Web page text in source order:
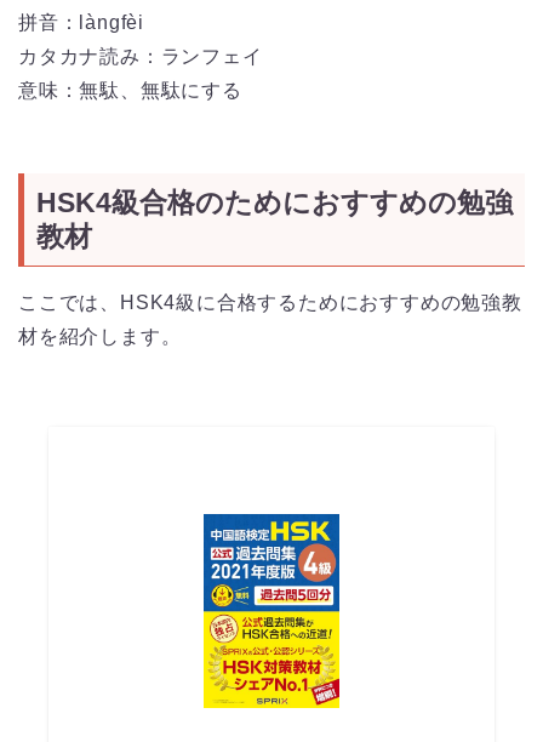
拼音：làngfèi
カタカナ読み：ランフェイ
意味：無駄、無駄にする
HSK4級合格のためにおすすめの勉強
教材
ここでは、HSK4級に合格するためにおすすめの勉強教
材を紹介します。